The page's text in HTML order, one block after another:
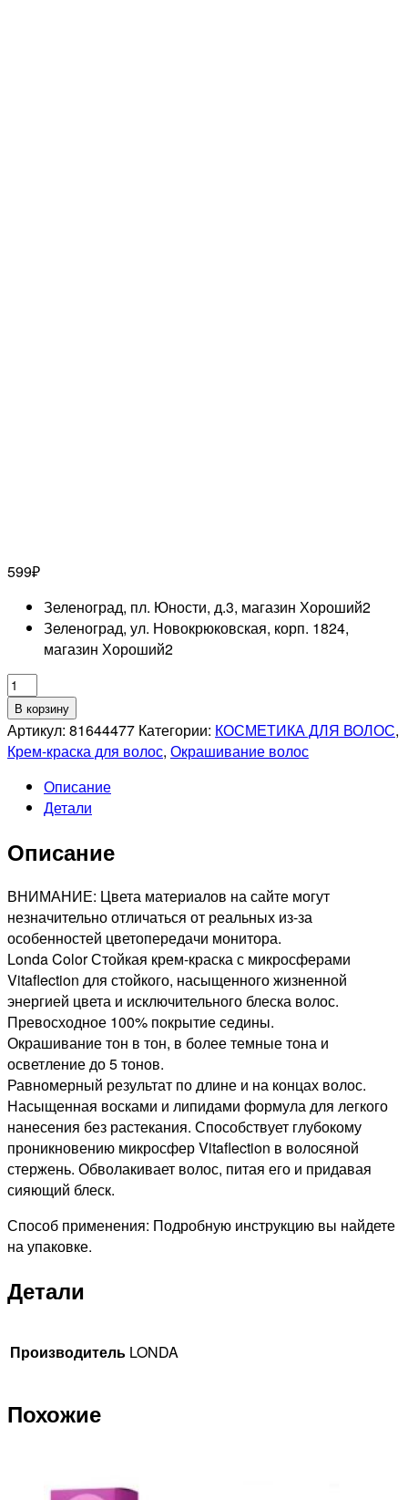
599₽
Зеленоград, пл. Юности, д.3, магазин Хороший2
Зеленоград, ул. Новокрюковская, корп. 1824,
магазин Хороший2
Количество
товара
LONDA
PROFESSIONAL
7/71
СТОЙКАЯ
КРАСКА
ВОЛОС
БЛОНД
КОРИЧНЕВЫЙ
ПЕПЕЛЬНЫЙ,
60мл
В корзину
Артикул: 81644477 Категории: КОСМЕТИКА ДЛЯ ВОЛОС,
Крем-краска для волос, Окрашивание волос
Описание
Детали
Описание
ВНИМАНИЕ: Цвета материалов на сайте могут
незначительно отличаться от реальных из-за
особенностей цветопередачи монитора.
Londa Color Стойкая крем-краска с микросферами
Vitaflection для стойкого, насыщенного жизненной
энергией цвета и исключительного блеска волос.
Превосходное 100% покрытие седины.
Окрашивание тон в тон, в более темные тона и
осветление до 5 тонов.
Равномерный результат по длине и на концах волос.
Насыщенная восками и липидами формула для легкого
нанесения без растекания. Способствует глубокому
проникновению микросфер Vitaflection в волосяной
стержень. Обволакивает волос, питая его и придавая
сияющий блеск.
Способ применения: Подробную инструкцию вы найдете
на упаковке.
Детали
Производитель LONDA
Похожие